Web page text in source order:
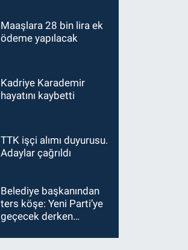
aranıyor
Maaşlara 28 bin lira ek
ödeme yapılacak
Kadriye Karademir
hayatını kaybetti
TTK işçi alımı duyurusu.
Adaylar çağrıldı
Belediye başkanından
ters köşe: Yeni Parti’ye
geçecek derken…